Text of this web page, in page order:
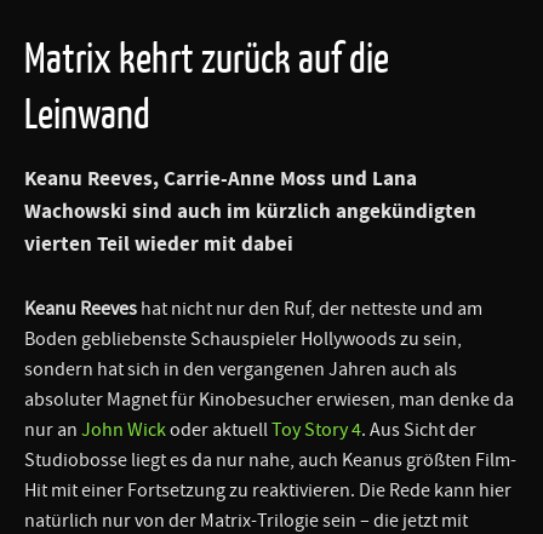
Matrix kehrt zurück auf die
Leinwand
Keanu Reeves, Carrie-Anne Moss und Lana
Wachowski sind auch im kürzlich angekündigten
vierten Teil wieder mit dabei
Keanu Reeves hat nicht nur den Ruf, der netteste und am
Boden gebliebenste Schauspieler Hollywoods zu sein,
sondern hat sich in den vergangenen Jahren auch als
absoluter Magnet für Kinobesucher erwiesen, man denke da
nur an John Wickoder aktuellToy Story 4. Aus Sicht der
Studiobosse liegt es da nur nahe, auch Keanus größten Film-
Hit mit einer Fortsetzung zu reaktivieren. Die Rede kann hier
natürlich nur von der Matrix-Trilogie sein – die jetzt mit